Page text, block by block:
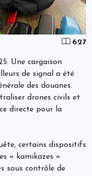
627
Une cargaison
de signal a été
des douanes.
drones civils et
directe pour la
certains dispositifs
« kamikazes »
sous contrôle de